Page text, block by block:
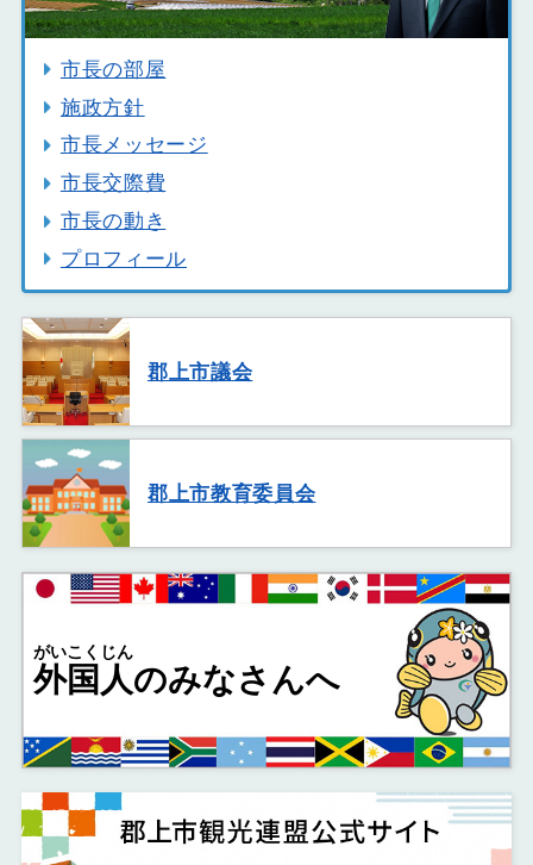
市長の部屋
施政方針
市長メッセージ
市長交際費
市長の動き
プロフィール
郡上市議会
郡上市教育委員会
外国人
がいこくじん
のみなさんへ